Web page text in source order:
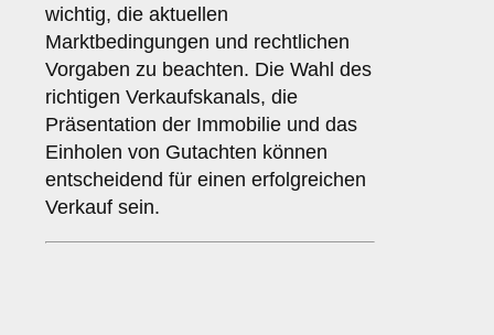
wichtig, die aktuellen
Marktbedingungen und rechtlichen
Vorgaben zu beachten. Die Wahl des
richtigen Verkaufskanals, die
Präsentation der Immobilie und das
Einholen von Gutachten können
entscheidend für einen erfolgreichen
Verkauf sein.